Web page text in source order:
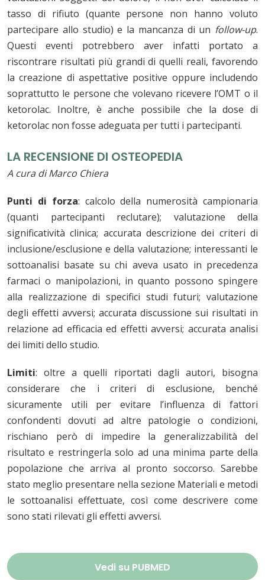
tasso di rifiuto (quante persone non hanno voluto
partecipare allo studio) e la mancanza di un follow-up.
Questi eventi potrebbero aver infatti portato a
riscontrare risultati più grandi di quelli reali, favorendo
la creazione di aspettative positive oppure includendo
soprattutto le persone che volevano ricevere l’OMT o il
ketorolac. Inoltre, è anche possibile che la dose di
ketorolac non fosse adeguata per tutti i partecipanti.
LA RECENSIONE DI OSTEOPEDIA
A cura di Marco Chiera
Punti di forza: calcolo della numerosità campionaria
(quanti partecipanti reclutare); valutazione della
significatività clinica; accurata descrizione dei criteri di
inclusione/esclusione e della valutazione; interessanti le
sottoanalisi basate su chi aveva usato in precedenza
farmaci o manipolazioni, in quanto possono spingere
alla realizzazione di specifici studi futuri; valutazione
degli effetti avversi; accurata discussione sui risultati in
relazione ad efficacia ed effetti avversi; accurata analisi
dei limiti dello studio.
Limiti:oltre a quelli riportati dagli autori, bisogna
considerare che i criteri di esclusione, benché
sicuramente utili per evitare l’influenza di fattori
confondenti dovuti ad altre patologie o condizioni,
rischiano però di impedire la generalizzabilità del
risultato e restringerla solo ad una minima parte della
popolazione che arriva al pronto soccorso. Sarebbe
stato meglio presentare nella sezione Materiali e metodi
le sottoanalisi effettuate, così come descrivere come
sono stati rilevati gli effetti avversi.
Vedi su PUBMED